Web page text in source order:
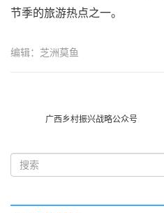
节季的旅游热点之一。
编辑：芝洲莫鱼
广西乡村振兴战略公众号